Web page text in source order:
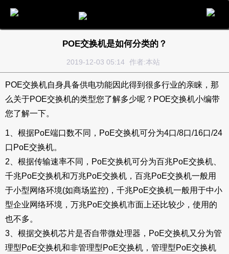
POE交换机是如何分类的？
2019-12-03 05:14 作者:本站
POE交换机自身具备供电功能因此得到很多行业的亲睐，那
么关于POE交换机的类型您了解多少呢？POE交换机小编带
您了解一下。
1、根据PoE端口数不同，PoE交换机可分为4口/8口/16口/24
口PoE交换机。
2、根据传输速率不同，PoE交换机可分为百兆PoE交换机、
千兆PoE交换机和万兆PoE交换机，百兆PoE交换机一般用
于小型网络环境(如商场监控)，千兆PoE交换机一般用于中小
型企业网络环境，万兆PoE交换机市面上还比较少，使用的
也不多。
3、根据交换机芯片是否自带微处理器，PoE交换机又分为管
理型PoE交换机和非管理型PoE交换机，管理型PoE交换机
电话 留言